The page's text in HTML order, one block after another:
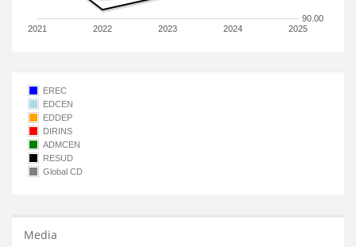
2021 2022 2023 2024 2025
90.00
EREC
EDCEN
EDDEP
DIRINS
ADMCEN
RESUD
Global CD
Media